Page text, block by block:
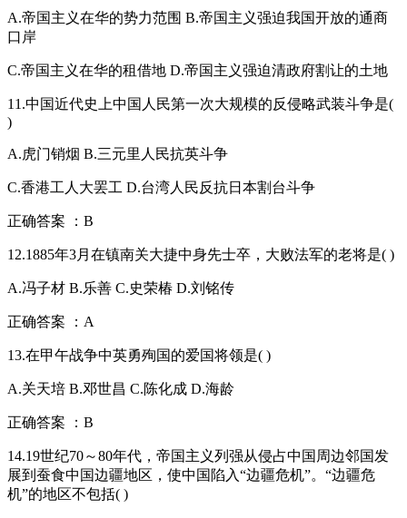
A.帝国主义在华的势力范围 B.帝国主义强迫我国开放的通商
口岸
C.帝国主义在华的租借地 D.帝国主义强迫清政府割让的土地
11.中国近代史上中国人民第一次大规模的反侵略武装斗争是(
)
A.虎门销烟 B.三元里人民抗英斗争
C.香港工人大罢工 D.台湾人民反抗日本割台斗争
正确答案 ：B
12.1885年3月在镇南关大捷中身先士卒，大败法军的老将是( )
A.冯子材 B.乐善 C.史荣椿 D.刘铭传
正确答案 ：A
13.在甲午战争中英勇殉国的爱国将领是( )
A.关天培 B.邓世昌 C.陈化成 D.海龄
正确答案 ：B
14.19世纪70～80年代，帝国主义列强从侵占中国周边邻国发
展到蚕食中国边疆地区，使中国陷入“边疆危机”。“边疆危
机”的地区不包括( )